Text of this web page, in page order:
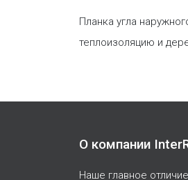
Планка угла
теплоизоляцию и
О компании
Наше главное